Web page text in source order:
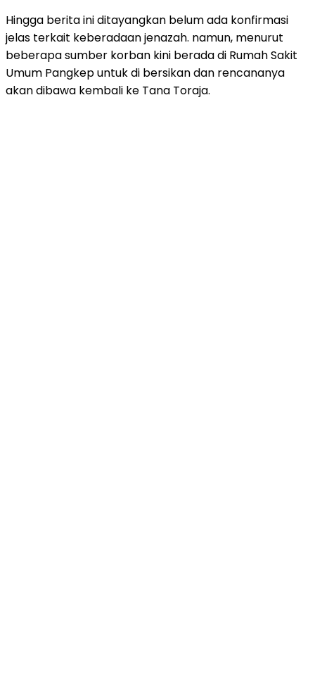
Hingga berita ini ditayangkan belum ada konfirmasi
jelas terkait keberadaan jenazah. namun, menurut
beberapa sumber korban kini berada di Rumah Sakit
Umum Pangkep untuk di bersikan dan rencananya
akan dibawa kembali ke Tana Toraja.